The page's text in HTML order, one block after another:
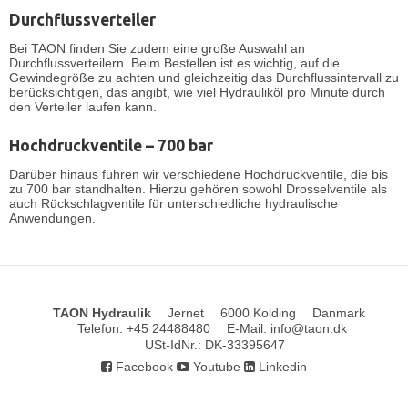
Durchflussverteiler
Bei TAON finden Sie zudem eine große Auswahl an
Durchflussverteilern . Beim Bestellen ist es wichtig, auf die
Gewindegröße zu achten und gleichzeitig das Durchflussintervall zu
berücksichtigen, das angibt, wie viel Hydrauliköl pro Minute durch
den Verteiler laufen kann.
Hochdruckventile – 700 bar
Darüber hinaus führen wir verschiedene Hochdruckventile , die bis
zu 700 bar standhalten. Hierzu gehören sowohl Drosselventile als
auch Rückschlagventile für unterschiedliche hydraulische
Anwendungen.
TAON Hydraulik Jernet 6000 Kolding
Danmark
Telefon: +45 24488480 E-Mail: info@taon.dk
USt-IdNr.: DK-33395647
Facebook
Youtube Linkedin